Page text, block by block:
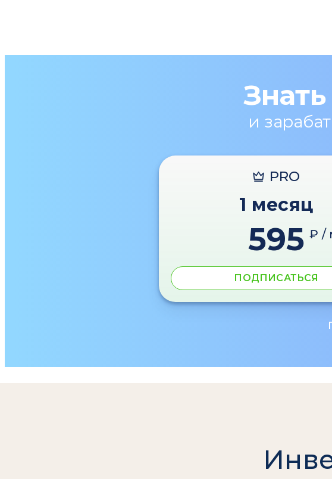
и
PRO
1 месяц
595 ₽ /
ПОДПИСАТЬСЯ